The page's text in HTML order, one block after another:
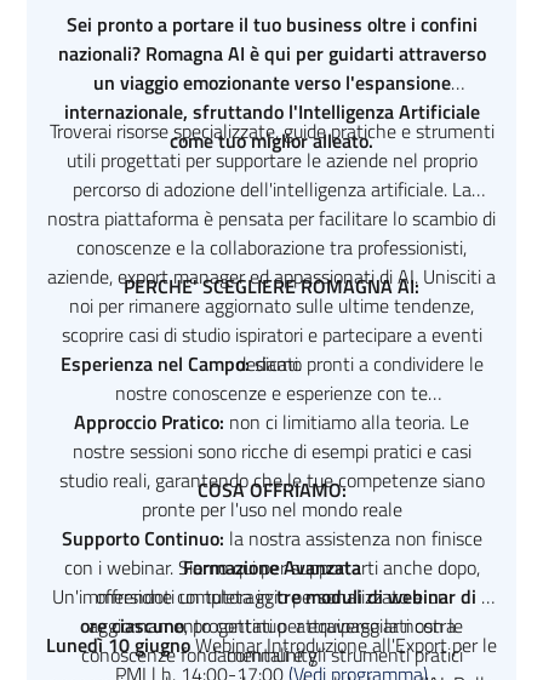
Sei pronto a portare il tuo business oltre i confini
nazionali? Romagna AI è qui per guidarti attraverso
un viaggio emozionante verso l'espansione
internazionale, sfruttando l'Intelligenza Artificiale
come tuo miglior alleato.
Troverai risorse specializzate, guide pratiche e strumenti
utili progettati per supportare le aziende nel proprio
percorso di adozione dell'intelligenza artificiale. La
nostra piattaforma è pensata per facilitare lo scambio di
conoscenze e la collaborazione tra professionisti,
aziende, export manager ed appassionati di AI. Unisciti a
noi per rimanere aggiornato sulle ultime tendenze,
scoprire casi di studio ispiratori e partecipare a eventi
dedicati.
PERCHE' SCEGLIERE ROMAGNA AI:
Esperienza nel Campo:siamo pronti a condividere le
nostre conoscenze e esperienze con te
Approccio Pratico: non ci limitiamo alla teoria. Le
nostre sessioni sono ricche di esempi pratici e casi
studio reali, garantendo che le tue competenze siano
pronte per l'uso nel mondo reale
Supporto Continuo: la nostra assistenza non finisce
con i webinar. Siamo qui per supportarti anche dopo,
offrendoti un tutoraggio personalizzato e un
aggiornamento continuo attraverso la nostra
community
COSA OFFRIAMO:
Formazione Avanzata
Un'immersione completa intre moduli di webinar di 3
ore ciascuno, progettati per equipaggiarti con le
conoscenze fondamentali e gli strumenti pratici
Lunedì 10 giugnoWebinar Introduzione all'Export per le
PMI | h. 14:00-17:00(Vedi programma)